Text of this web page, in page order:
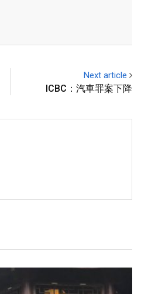
Next article
ICBC：汽車罪案下降